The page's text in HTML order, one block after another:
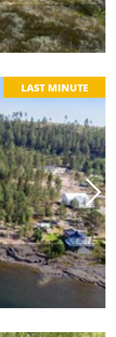
LAST MINUTE